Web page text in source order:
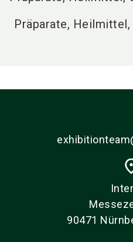
Präparate, Heilmittel,
90471